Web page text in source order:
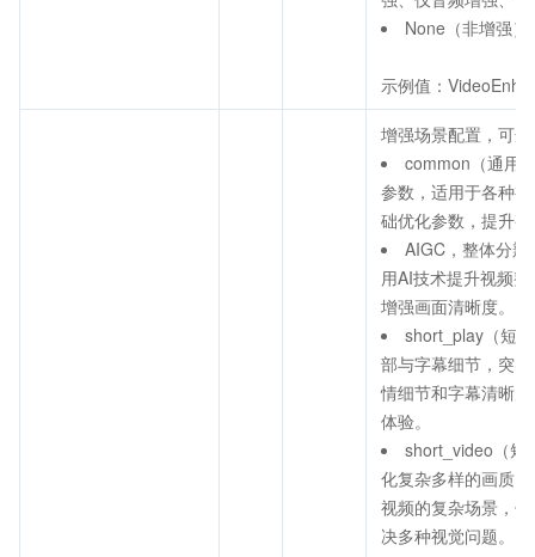
None（非增强）
示例值：
增强场景配置，可
common（通用
参数，适用于各种
础优化参数，提升
AIGC，整体分辨
用AI技术提升视频
增强画面清晰度。
short_play（短
部与字幕细节，突
情细节和字幕清晰
体验。
short_video（短
化复杂多样的画质
视频的复杂场景，
决多种视觉问题。